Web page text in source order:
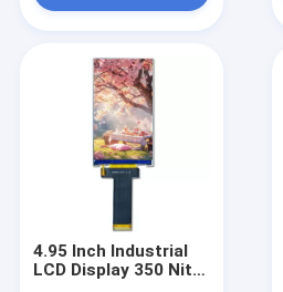
4.95 Inch Industrial
LCD Display 350 Nits